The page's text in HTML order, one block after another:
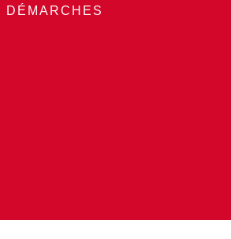
DÉMARCHES